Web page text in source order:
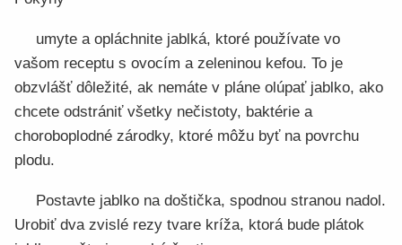
umyte a opláchnite jablká, ktoré používate vo
vašom receptu s ovocím a zeleninou kefou. To je
obzvlášť dôležité, ak nemáte v pláne olúpať jablko, ako
chcete odstrániť všetky nečistoty, baktérie a
choroboplodné zárodky, ktoré môžu byť na povrchu
plodu.
Postavte jablko na doštička, spodnou stranou nadol.
Urobiť dva zvislé rezy tvare kríža, ktorá bude plátok